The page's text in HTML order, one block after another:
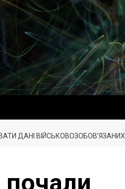
ДАНІ ВІЙСЬКОВОЗОБОВ’ЯЗАНИХ